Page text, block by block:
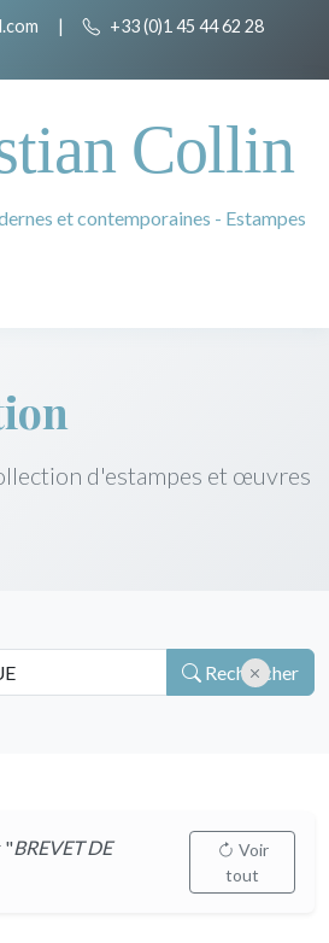
| +33 (0)1 45 44 62 28
Collin
et contemporaines - Estampes
d'estampes et œuvres
Rechercher
"BREVET DE
Voir
tout